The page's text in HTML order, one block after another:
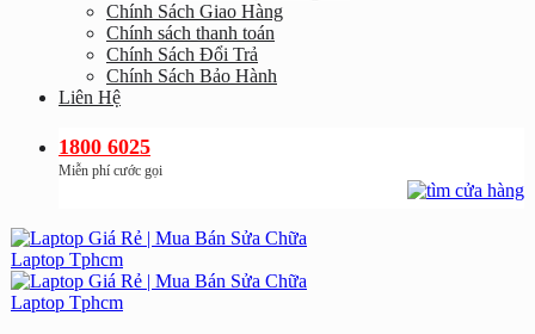
Chính Sách Giao Hàng
Chính sách thanh toán
Chính Sách Đổi Trả
Chính Sách Bảo Hành
Liên Hệ
1800 6025
Miễn phí cước gọi